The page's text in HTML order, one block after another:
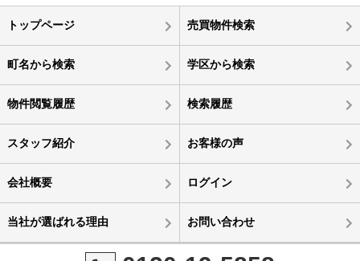
トップページ 売買物件検索
町名から検索 学区から検索
物件閲覧履歴 検索履歴
スタッフ紹介 お客様の声
会社概要 ログイン
当社が選ばれる理由 お問い合わせ